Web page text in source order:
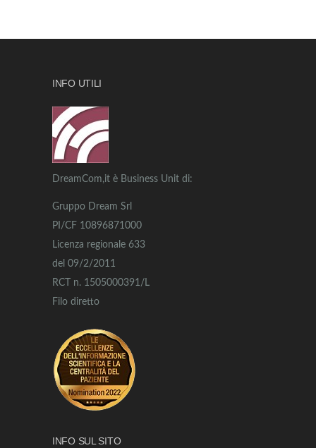
INFO UTILI
DreamCom,it è Business Unit di:
Gruppo Dream Srl
PI/CF 10896871000
Licenza regionale 633
del 09/2/2011
RCT n. 1505000391/L
Filo diretto
INFO SUL SITO